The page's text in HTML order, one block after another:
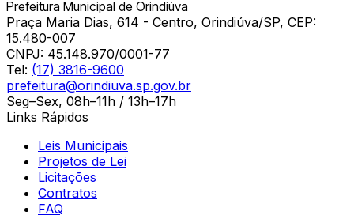
Prefeitura Municipal de Orindiúva
Praça Maria Dias, 614 - Centro, Orindiúva/SP, CEP:
15.480-007
CNPJ: 45.148.970/0001-77
Tel: (17) 3816-9600
prefeitura@orindiuva.sp.gov.br
Seg–Sex, 08h–11h / 13h–17h
Links Rápidos
Leis Municipais
Projetos de Lei
Licitações
Contratos
FAQ